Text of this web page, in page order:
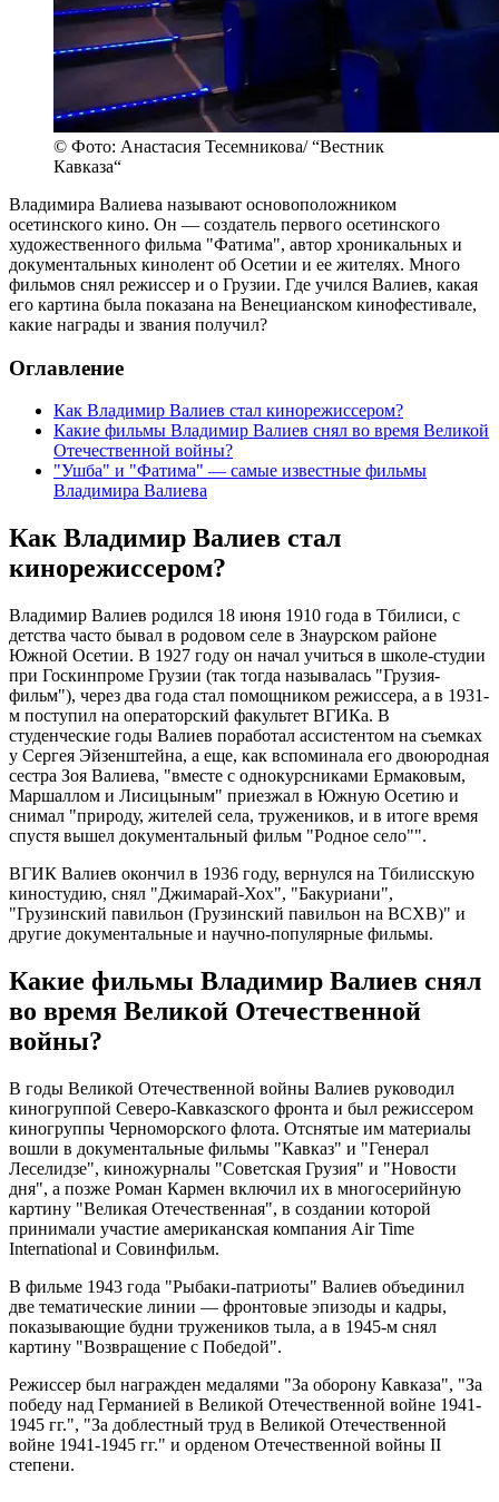
© Фото: Анастасия Тесемникова/ “Вестник
Кавказа“
Владимира Валиева называют основоположником
осетинского кино. Он — создатель первого осетинского
художественного фильма "Фатима", автор хроникальных и
документальных кинолент об Осетии и ее жителях. Много
фильмов снял режиссер и о Грузии. Где учился Валиев, какая
его картина была показана на Венецианском кинофестивале,
какие награды и звания получил?
Оглавление
Как Владимир Валиев стал кинорежиссером?
Какие фильмы Владимир Валиев снял во время Великой
Отечественной войны?
"Ушба" и "Фатима" — самые известные фильмы
Владимира Валиева
Как Владимир Валиев стал
кинорежиссером?
Владимир Валиев родился 18 июня 1910 года в Тбилиси, с
детства часто бывал в родовом селе в Знаурском районе
Южной Осетии. В 1927 году он начал учиться в школе-студии
при Госкинпроме Грузии (так тогда называлась "Грузия-
фильм"), через два года стал помощником режиссера, а в 1931-
м поступил на операторский факультет ВГИКа. В
студенческие годы Валиев поработал ассистентом на съемках
у Сергея Эйзенштейна, а еще, как вспоминала его двоюродная
сестра Зоя Валиева, "вместе с однокурсниками Ермаковым,
Маршаллом и Лисицыным" приезжал в Южную Осетию и
снимал "природу, жителей села, тружеников, и в итоге время
спустя вышел документальный фильм "Родное село"".
ВГИК Валиев окончил в 1936 году, вернулся на Тбилисскую
киностудию, снял "Джимарай-Хох", "Бакуриани",
"Грузинский павильон (Грузинский павильон на ВСХВ)" и
другие документальные и научно-популярные фильмы.
Какие фильмы Владимир Валиев снял
во время Великой Отечественной
войны?
В годы Великой Отечественной войны Валиев руководил
киногруппой Северо-Кавказского фронта и был режиссером
киногруппы Черноморского флота. Отснятые им материалы
вошли в документальные фильмы "Кавказ" и "Генерал
Леселидзе", киножурналы "Советская Грузия" и "Новости
дня", а позже Роман Кармен включил их в многосерийную
картину "Великая Отечественная", в создании которой
принимали участие американская компания Air Time
International и Совинфильм.
В фильме 1943 года "Рыбаки-патриоты" Валиев объединил
две тематические линии — фронтовые эпизоды и кадры,
показывающие будни тружеников тыла, а в 1945-м снял
картину "Возвращение с Победой".
Режиссер был награжден медалями "За оборону Кавказа", "За
победу над Германией в Великой Отечественной войне 1941-
1945 гг.", "За доблестный труд в Великой Отечественной
войне 1941-1945 гг." и орденом Отечественной войны II
степени.